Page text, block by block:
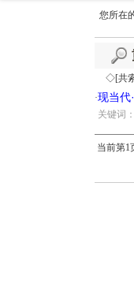
您所在
◇[共
·现当代
关键词
当前第